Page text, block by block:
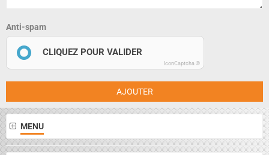
Anti-spam
CLIQUEZ POUR VALIDER
IconCaptcha ©
AJOUTER
MENU